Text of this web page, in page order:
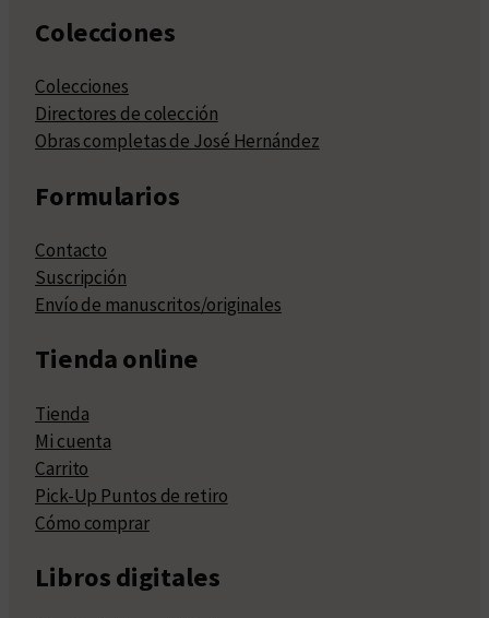
Colecciones
Colecciones
Directores de colección
Obras completas de José Hernández
Formularios
Contacto
Suscripción
Envío de manuscritos/originales
Tienda online
Tienda
Mi cuenta
Carrito
Pick-Up Puntos de retiro
Cómo comprar
Libros digitales